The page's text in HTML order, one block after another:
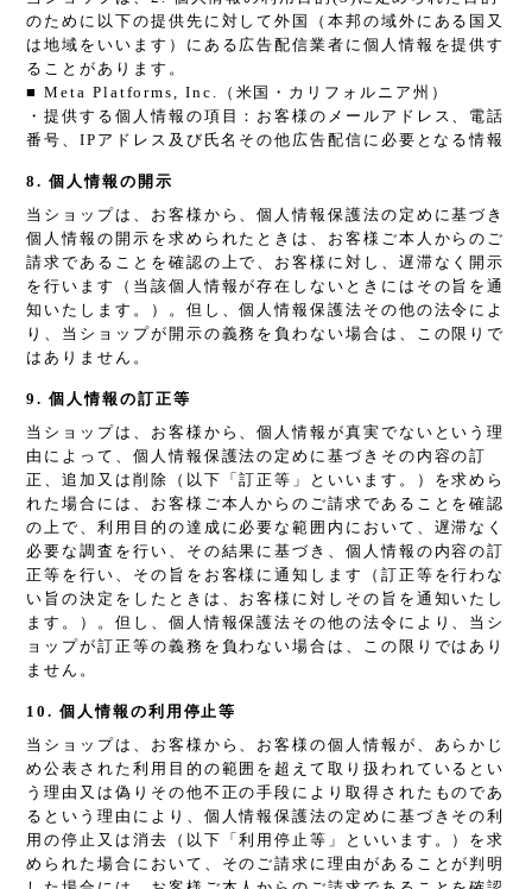
のために以下の提供先に対して外国（本邦の域外にある国又
は地域をいいます）にある広告配信業者に個人情報を提供す
ることがあります。
■ Meta Platforms, Inc.（米国・カリフォルニア州）
・提供する個人情報の項目：お客様のメールアドレス、電話
番号、IPアドレス及び氏名その他広告配信に必要となる情報
8. 個人情報の開示
当ショップは、お客様から、個人情報保護法の定めに基づき
個人情報の開示を求められたときは、お客様ご本人からのご
請求であることを確認の上で、お客様に対し、遅滞なく開示
を行います（当該個人情報が存在しないときにはその旨を通
知いたします。）。但し、個人情報保護法その他の法令によ
り、当ショップが開示の義務を負わない場合は、この限りで
はありません。
9. 個人情報の訂正等
当ショップは、お客様から、個人情報が真実でないという理
由によって、個人情報保護法の定めに基づきその内容の訂
正、追加又は削除（以下「訂正等」といいます。）を求めら
れた場合には、お客様ご本人からのご請求であることを確認
の上で、利用目的の達成に必要な範囲内において、遅滞なく
必要な調査を行い、その結果に基づき、個人情報の内容の訂
正等を行い、その旨をお客様に通知します（訂正等を行わな
い旨の決定をしたときは、お客様に対しその旨を通知いたし
ます。）。但し、個人情報保護法その他の法令により、当シ
ョップが訂正等の義務を負わない場合は、この限りではあり
ません。
10. 個人情報の利用停止等
当ショップは、お客様から、お客様の個人情報が、あらかじ
め公表された利用目的の範囲を超えて取り扱われているとい
う理由又は偽りその他不正の手段により取得されたものであ
るという理由により、個人情報保護法の定めに基づきその利
用の停止又は消去（以下「利用停止等」といいます。）を求
められた場合において、そのご請求に理由があることが判明